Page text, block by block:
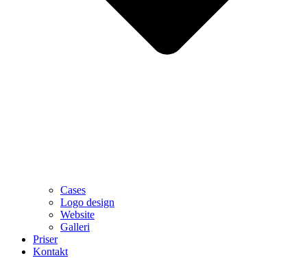
Cases
Logo design
Website
Galleri
Priser
Kontakt